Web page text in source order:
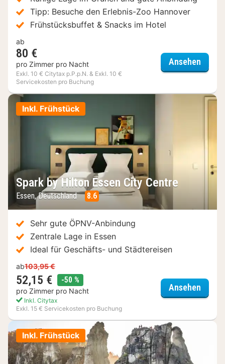
Tipp: Besuche den Erlebnis-Zoo Hannover
Frühstücksbuffet & Snacks im Hotel
ab
80 €
pro Zimmer pro Nacht
Exkl. 10 € Citytax p.P.p.N. & Exkl. 10 €
Servicekosten pro Buchung
Ansehen
Inkl. Frühstück
Spark by Hilton Essen City Centre
Essen, Deutschland 8.6
Sehr gute ÖPNV-Anbindung
Zentrale Lage in Essen
Ideal für Geschäfts- und Städtereisen
ab103,95 €
52,15 € -50 %
pro Zimmer pro Nacht
Inkl. Citytax
Exkl. 15 € Servicekosten pro Buchung
Ansehen
Inkl. Frühstück